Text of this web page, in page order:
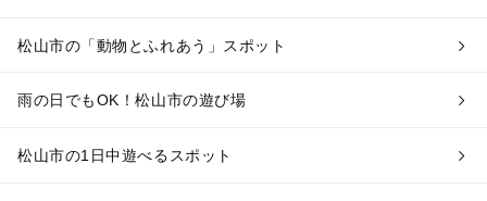
松山市の「動物とふれあう」スポット
雨の日でもOK！松山市の遊び場
松山市の1日中遊べるスポット